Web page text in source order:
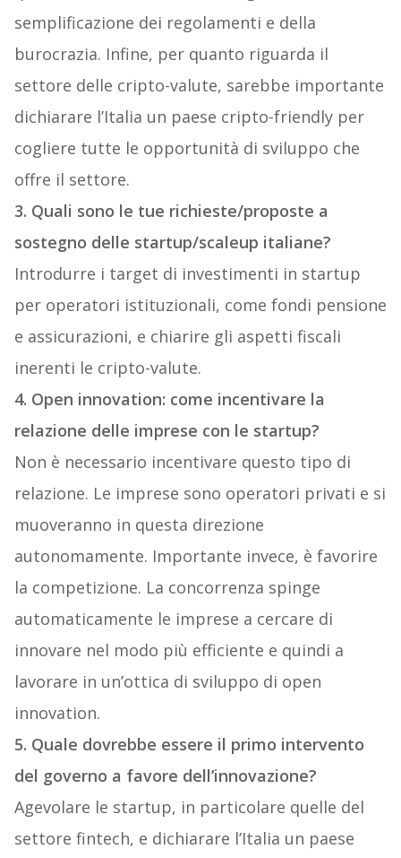
semplificazione dei regolamenti e della
burocrazia. Infine, per quanto riguarda il
settore delle cripto-valute, sarebbe importante
dichiarare l’Italia un paese cripto-friendly per
cogliere tutte le opportunità di sviluppo che
offre il settore.
3. Quali sono le tue richieste/proposte a
sostegno delle startup/scaleup italiane?
Introdurre i target di investimenti in startup
per operatori istituzionali, come fondi pensione
e assicurazioni, e chiarire gli aspetti fiscali
inerenti le cripto-valute.
4. Open innovation: come incentivare la
relazione delle imprese con le startup?
Non è necessario incentivare questo tipo di
relazione. Le imprese sono operatori privati e si
muoveranno in questa direzione
autonomamente. Importante invece, è favorire
la competizione. La concorrenza spinge
automaticamente le imprese a cercare di
innovare nel modo più efficiente e quindi a
lavorare in un’ottica di sviluppo di open
innovation.
5. Quale dovrebbe essere il primo intervento
del governo a favore dell’innovazione?
Agevolare le startup, in particolare quelle del
settore fintech, e dichiarare l’Italia un paese